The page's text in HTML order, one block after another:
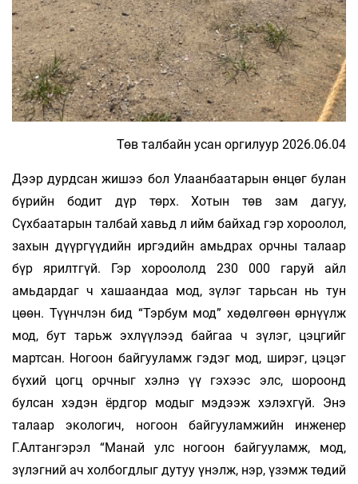
Төв талбайн усан оргилуур 2026.06.04
Дээр дурдсан жишээ бол Улаанбаатарын өнцөг булан
бүрийн бодит дүр төрх. Хотын төв зам дагуу,
Сүхбаатарын талбай хавьд л ийм байхад гэр хороолол,
захын дүүргүүдийн иргэдийн амьдрах орчны талаар
бүр ярилтгүй. Гэр хороололд 230 000 гаруй айл
амьдардаг ч хашаандаа мод, зүлэг тарьсан нь тун
цөөн. Түүнчлэн бид “Тэрбум мод” хөдөлгөөн өрнүүлж
мод, бут тарьж эхлүүлээд байгаа ч зүлэг, цэцгийг
мартсан. Ногоон байгууламж гэдэг мод, ширэг, цэцэг
бүхий цогц орчныг хэлнэ үү гэхээс элс, шороонд
булсан хэдэн ёрдгор модыг мэдээж хэлэхгүй. Энэ
талаар экологич, ногоон байгууламжийн инженер
Г.Алтангэрэл “Манай улс ногоон байгууламж, мод,
зүлэгний ач холбогдлыг дутуу үнэлж, нэр, үзэмж төдий